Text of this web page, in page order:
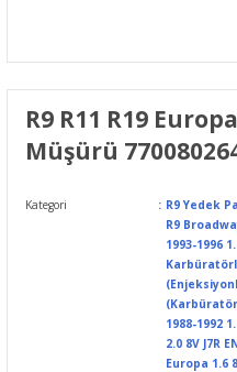
R9 R11 R19
Müşürü
Kategori R9 Yedek
R9
1993-1996
1988-1992
2.0 8V J7R
Europa 1.6